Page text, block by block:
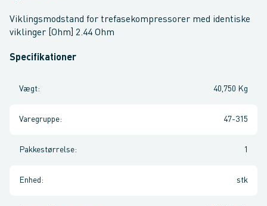
Viklingsmodstand for trefasekompressorer med identiske
viklinger [Ohm] 2.44 Ohm
Specifikationer
Vægt: 40,750 Kg
Varegruppe: 47-315
Pakkestørrelse: 1
Enhed : stk